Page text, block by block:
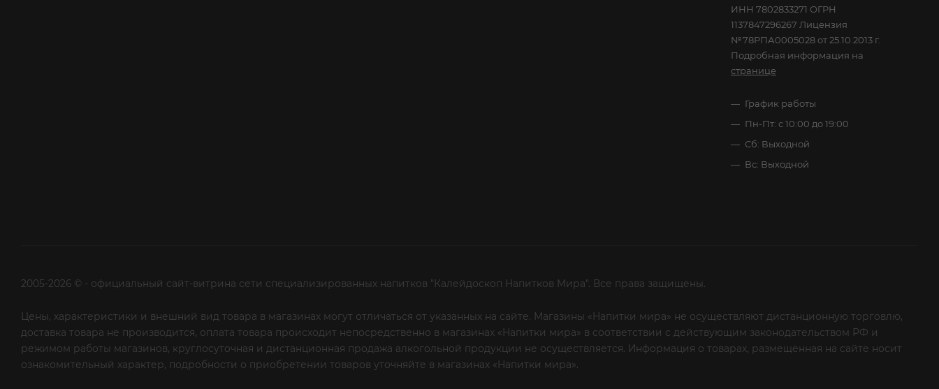
ИНН 7802833271 ОГРН
1137847296267 Лицензия
№78РПА0005028 от 25.10.2013 г.
Подробная информация на
странице
График работы
Пн-Пт: с 10:00 до 19:00
Сб: Выходной
Вс: Выходной
2005-2026 © - официальный сайт-витрина сети специализированных напитков "Калейдоскоп Напитков Мира". Все права защищены.
Цены, характеристики и внешний вид товара в магазинах могут отличаться от указанных на сайте. Магазины «Напитки мира» не осуществляют дистанционную торговлю,
доставка товара не производится, оплата товара происходит непосредственно в магазинах «Напитки мира» в соответствии с действующим законодательством РФ и
режимом работы магазинов, круглосуточная и дистанционная продажа алкогольной продукции не осуществляется. Информация о товарах, размещенная на сайте носит
ознакомительный характер, подробности о приобретении товаров уточняйте в магазинах «Напитки мира».